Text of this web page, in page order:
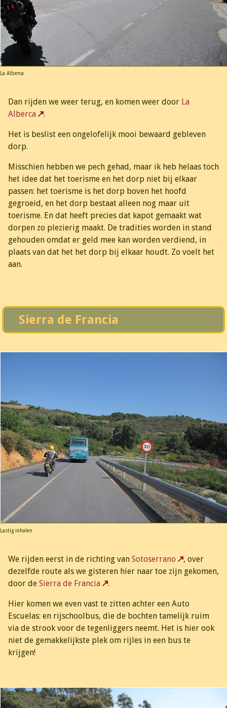
La Alberca
Dan rijden we weer terug, en komen weer door La
Alberca
.
Het is beslist een ongelofelijk mooi bewaard gebleven
dorp.
Misschien hebben we pech gehad, maar ik heb helaas toch
het idee dat het toerisme en het dorp niet bij elkaar
passen: het toerisme is het dorp boven het hoofd
gegroeid, en het dorp bestaat alleen nog maar uit
toerisme. En dat heeft precies dat kapot gemaakt wat
dorpen zo plezierig maakt. De tradities worden in stand
gehouden omdat er geld mee kan worden verdiend, in
plaats van dat het het dorp bij elkaar houdt. Zo voelt het
aan.
Sierra de Francia
Lastig inhalen
We rijden eerst in de richting van Sotoserrano
, over
dezelfde route als we gisteren hier naar toe zijn gekomen,
door de Sierra de Francia .
Hier komen we even vast te zitten achter een Auto
Escuelas: en rijschoolbus, die de bochten tamelijk ruim
via de strook voor de tegenliggers neemt. Het is hier ook
niet de gemakkelijkste plek om rijles in een bus te
krijgen!